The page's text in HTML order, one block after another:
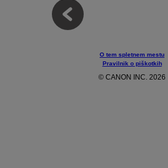
O tem spletnem mestu
Pravilnik o piškotkih
© CANON INC. 2026